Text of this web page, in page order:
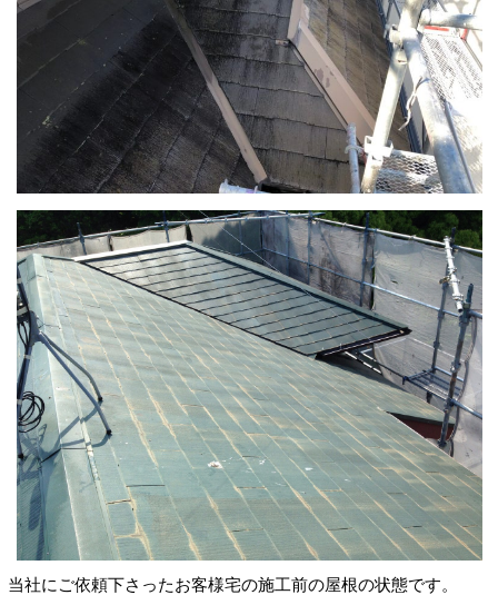
当社にご依頼下さったお客様宅の施工前の屋根の状態です。